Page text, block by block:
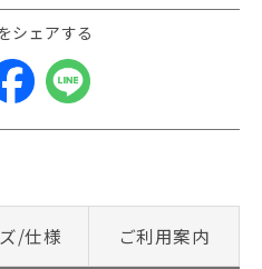
シェアする
/仕様 ご利用案内